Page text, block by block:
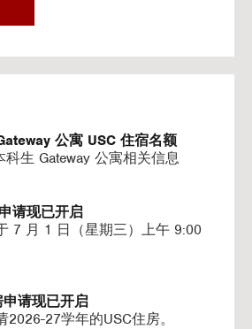
公寓 USC 住宿名额
生 Gateway 公寓相关信息
请现已开启
7 月 1 日（星期三）上午 9:00
请现已开启
27学年的USC住房。